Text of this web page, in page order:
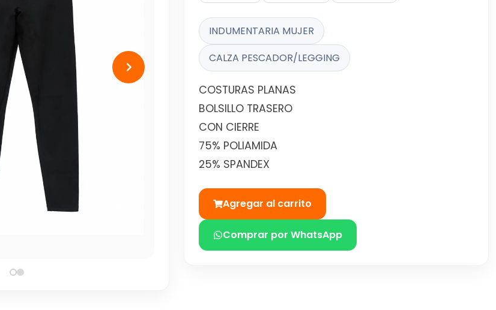
INDUMENTARIA MUJER
CALZA PESCADOR/LEGGING
COSTURAS PLANAS
BOLSILLO TRASERO
CON CIERRE
75% POLIAMIDA
25% SPANDEX
Agregar al carrito
Comprar por WhatsApp